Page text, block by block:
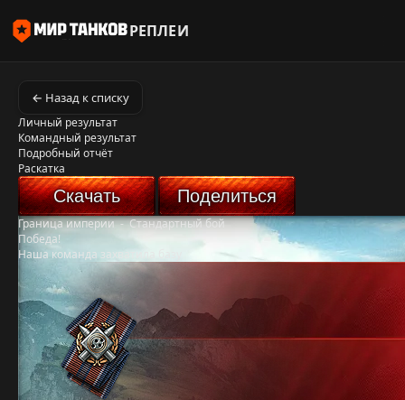
РЕПЛЕИ
← Назад к списку
Личный результат
Командный результат
Подробный отчёт
Раскатка
Скачать Поделиться
Граница империи-Стандартный бой
Победа!
Наша команда захватила базу